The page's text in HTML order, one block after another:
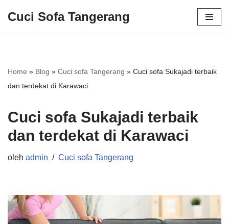
Cuci Sofa Tangerang
Home » Blog » Cuci sofa Tangerang » Cuci sofa Sukajadi terbaik
dan terdekat di Karawaci
Cuci sofa Sukajadi terbaik
dan terdekat di Karawaci
oleh admin Cuci sofa Tangerang